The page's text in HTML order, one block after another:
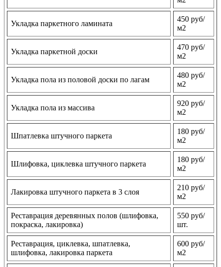
Укладка паркетного ламината
450 руб/
м2
Укладка паркетной доски
470 руб/
м2
Укладка пола из половой доски по лагам
480 руб/
м2
Укладка пола из массива
920 руб/
м2
Шпатлевка штучного паркета
180 руб/
м2
Шлифовка, циклевка штучного паркета
180 руб/
м2
Лакировка штучного паркета в 3 слоя
210 руб/
м2
Реставрация деревянных полов (шлифовка,
покраска, лакировка)
550 руб/
шт.
Реставрация, циклевка, шпатлевка,
шлифовка, лакировка паркета
600 руб/
м2